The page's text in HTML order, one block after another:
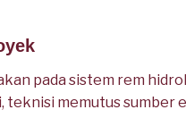
pada sistem rem
memutus sumber